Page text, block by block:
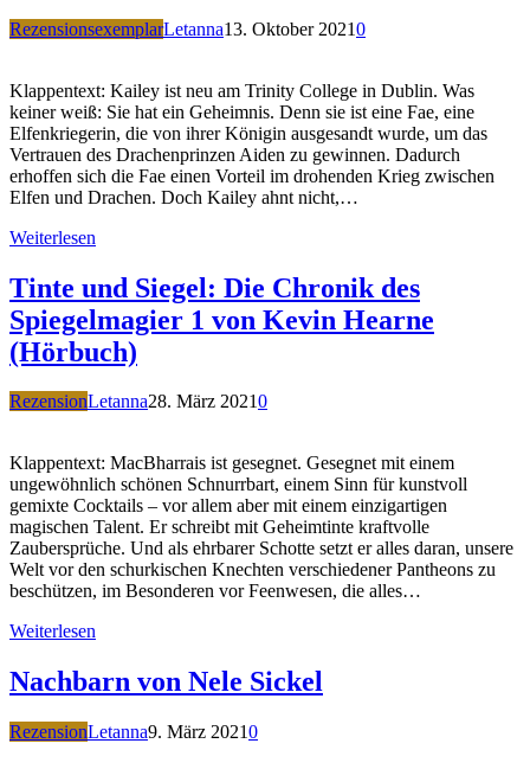
RezensionsexemplarLetanna13. Oktober 20210
Klappentext: Kailey ist neu am Trinity College in Dublin. Was
keiner weiß: Sie hat ein Geheimnis. Denn sie ist eine Fae, eine
Elfenkriegerin, die von ihrer Königin ausgesandt wurde, um das
Vertrauen des Drachenprinzen Aiden zu gewinnen. Dadurch
erhoffen sich die Fae einen Vorteil im drohenden Krieg zwischen
Elfen und Drachen. Doch Kailey ahnt nicht,…
Weiterlesen
Tinte und Siegel: Die Chronik des
Spiegelmagier 1 von Kevin Hearne
(Hörbuch)
RezensionLetanna28. März 20210
Klappentext: MacBharrais ist gesegnet. Gesegnet mit einem
ungewöhnlich schönen Schnurrbart, einem Sinn für kunstvoll
gemixte Cocktails – vor allem aber mit einem einzigartigen
magischen Talent. Er schreibt mit Geheimtinte kraftvolle
Zaubersprüche. Und als ehrbarer Schotte setzt er alles daran, unsere
Welt vor den schurkischen Knechten verschiedener Pantheons zu
beschützen, im Besonderen vor Feenwesen, die alles…
Weiterlesen
Nachbarn von Nele Sickel
RezensionLetanna9. März 20210